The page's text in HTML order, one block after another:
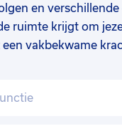
en verschillende
ruimte krijgt om
vakbekwame